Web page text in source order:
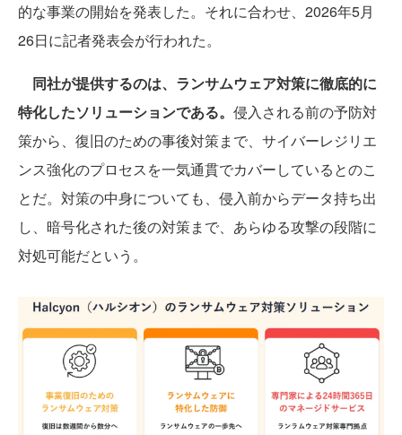
的な事業の開始を発表した。それに合わせ、2026年5月
26日に記者発表会が行われた。
同社が提供するのは、ランサムウェア対策に徹底的に
特化したソリューションである。 侵入される前の予防対
策から、復旧のための事後対策まで、サイバーレジリエ
ンス強化のプロセスを一気通貫でカバーしているとのこ
とだ。対策の中身についても、侵入前からデータ持ち出
し、暗号化された後の対策まで、あらゆる攻撃の段階に
対処可能だという。